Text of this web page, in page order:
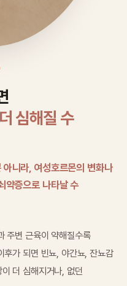
심해질 수
니라, 여성호르몬의 변화나
약증으로 나타날 수
주변 근육이 약해질수록
후가 되면 빈뇨, 야간뇨, 잔뇨감
더 심해지거나, 없던